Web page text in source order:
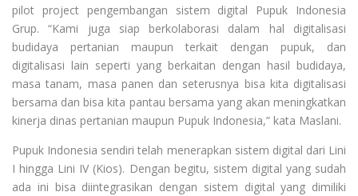
pilot project pengembangan sistem digital Pupuk Indonesia
Grup. “Kami juga siap berkolaborasi dalam hal digitalisasi
budidaya pertanian maupun terkait dengan pupuk, dan
digitalisasi lain seperti yang berkaitan dengan hasil budidaya,
masa tanam, masa panen dan seterusnya bisa kita digitalisasi
bersama dan bisa kita pantau bersama yang akan meningkatkan
kinerja dinas pertanian maupun Pupuk Indonesia,” kata Maslani.
Pupuk Indonesia sendiri telah menerapkan sistem digital dari Lini
I hingga Lini IV (Kios). Dengan begitu, sistem digital yang sudah
ada ini bisa diintegrasikan dengan sistem digital yang dimiliki